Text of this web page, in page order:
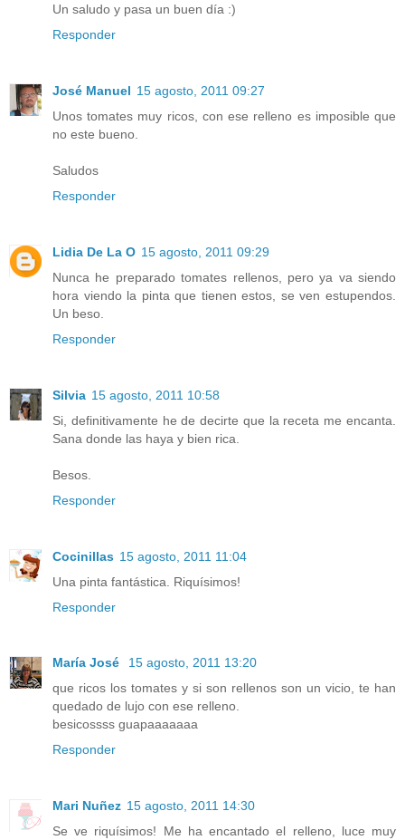
Un saludo y pasa un buen día :)
Responder
José Manuel 15 agosto, 2011 09:27
Unos tomates muy ricos, con ese relleno es imposible que
no este bueno.
Saludos
Responder
Lidia De La O 15 agosto, 2011 09:29
Nunca he preparado tomates rellenos, pero ya va siendo
hora viendo la pinta que tienen estos, se ven estupendos.
Un beso.
Responder
Silvia 15 agosto, 2011 10:58
Si, definitivamente he de decirte que la receta me encanta.
Sana donde las haya y bien rica.
Besos.
Responder
Cocinillas 15 agosto, 2011 11:04
Una pinta fantástica. Riquísimos!
Responder
María José
15 agosto, 2011 13:20
que ricos los tomates y si son rellenos son un vicio, te han
quedado de lujo con ese relleno.
besicossss guapaaaaaaa
Responder
Mari Nuñez 15 agosto, 2011 14:30
Se ve riquísimos! Me ha encantado el relleno, luce muy